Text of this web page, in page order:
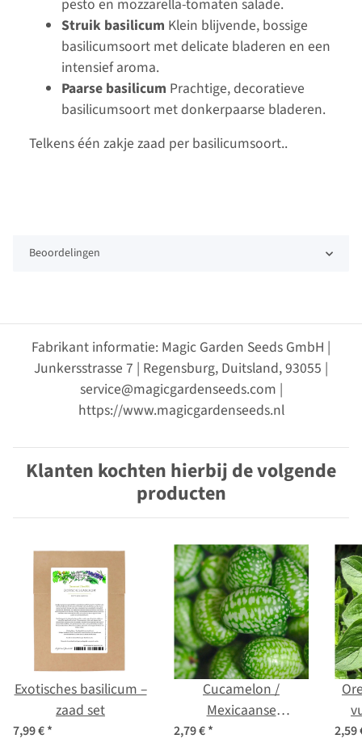
pesto en mozzarella-tomaten salade.
Struik basilicum Klein blijvende, bossige
basilicumsoort met delicate bladeren en een
intensief aroma.
Paarse basilicum Prachtige, decoratieve
basilicumsoort met donkerpaarse bladeren.
Telkens één zakje zaad per basilicumsoort..
Beoordelingen
Fabrikant informatie: Magic Garden Seeds GmbH |
Junkersstrasse 7 | Regensburg, Duitsland, 93055 |
service@magicgardenseeds.com |
https://www.magicgardenseeds.nl
Klanten kochten hierbij de volgende
producten
Exotisches basilicum –
zaad set
7,99 €*
Cucamelon /
Mexicaanse
minikomkommer
2,79 €* 2,59